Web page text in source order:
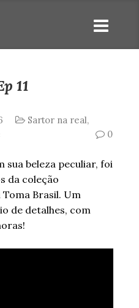
11
Sartor na real,
0
sua beleza peculiar, foi
da coleção
Brasil. Um
de detalhes, com